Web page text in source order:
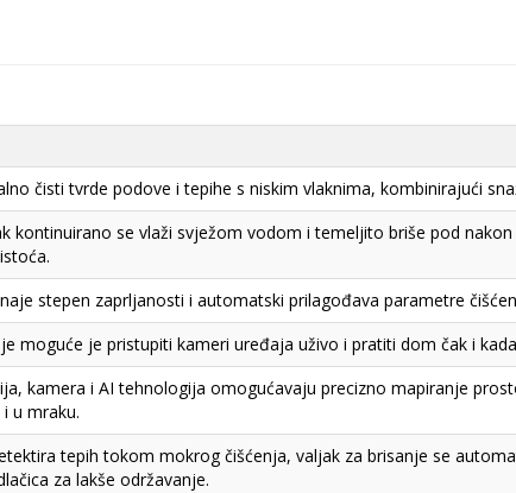
čisti tvrde podove i tepihe s niskim vlaknima, kombinirajući
kontinuirano se vlaži svježom vodom i temeljito briše pod
stepen zaprljanosti i automatski prilagođava parametre
moguće je pristupiti kameri uređaja uživo i pratiti dom čak i
kamera i AI tehnologija omogućavaju precizno mapiranje
u mraku.
tepih tokom mokrog čišćenja, valjak za brisanje se
za lakše održavanje.